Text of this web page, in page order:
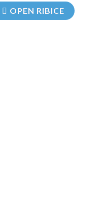
OPEN RIBICE